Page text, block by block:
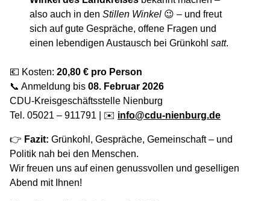
also auch in denStillen Winkel 😉 – und freut
sich auf gute Gespräche, offene Fragen und
einen lebendigen Austausch bei Grünkohlsatt.
💶 Kosten: 20,80 € pro Person
📞 Anmeldung bis 08. Februar 2026
CDU-Kreisgeschäftsstelle Nienburg
Tel. 05021 – 911791 | ✉️ info@cdu-nienburg.de
👉 Fazit: Grünkohl, Gespräche, Gemeinschaft – und
Politik nah bei den Menschen.
Wir freuen uns auf einen genussvollen und geselligen
Abend mit Ihnen!